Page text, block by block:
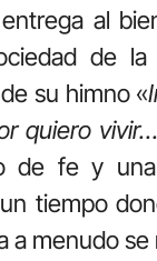
al
de la
su himno «
quiero
de fe y
tiempo
a menudo se